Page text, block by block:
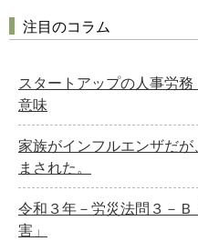
注目のコラム
スタートアップの人事労
意味
家族がインフルエンザだ
まされた。
令和３年－労災法問３－
害」